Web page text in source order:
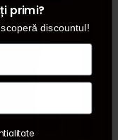
primi?
discountul!